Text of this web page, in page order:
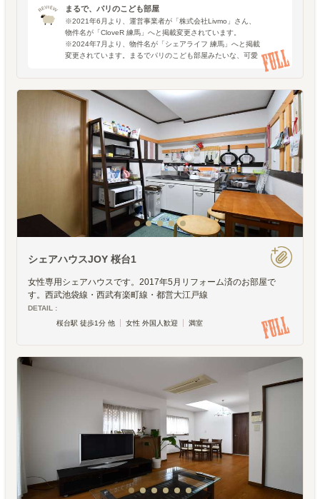
まるで、パリのこども部屋
※2021年6月より、運営事業者が「株式会社Livmo」さん、
物件名が「CloveR 練馬」へと掲載変更されています。
※2024年7月より、物件名が「シェアライフ 練馬」へと掲載
変更されています。まるでパリのこども部屋みたいな、可愛
シェアハウスJOY 桜台1
女性専用シェアハウスです。2017年5月リフォーム済のお部屋で
す。西武池袋線・西武有楽町線・都営大江戸線
DETAIL :
桜台駅 徒歩1分 他
女性 外国人歓迎 満室